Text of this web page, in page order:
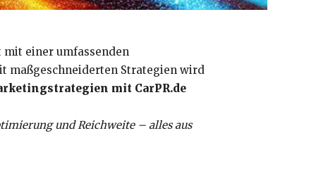
mit einer umfassenden
maßgeschneiderten Strategien wird
mit CarPR.de
und Reichweite – alles aus